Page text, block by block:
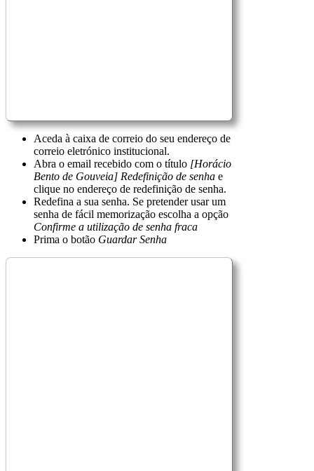
Aceda à caixa de correio do seu endereço de
correio eletrónico institucional.
Abra o email recebido com o título [Horácio
Bento de Gouveia] Redefinição de senha e
clique no endereço de redefinição de senha.
Redefina a sua senha. Se pretender usar um
senha de fácil memorização escolha a opção
Confirme a utilização de senha fraca
Prima o botão Guardar Senha